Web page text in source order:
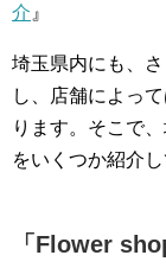
介 』
埼玉県内にも、
し、店舗によっ
ります。そこで
をいくつか紹介
「Flower